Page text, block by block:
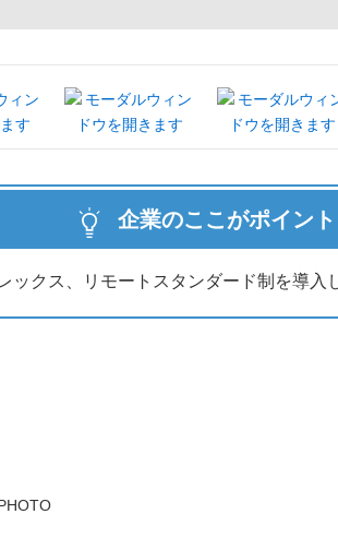
企業のここがポイント
ックス、リモートスタンダード制を導入